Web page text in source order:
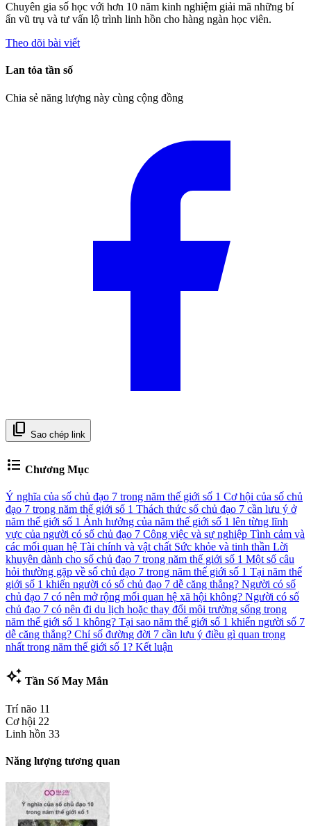
Chuyên gia số học với hơn 10 năm kinh nghiệm giải mã những bí
ẩn vũ trụ và tư vấn lộ trình linh hồn cho hàng ngàn học viên.
Theo dõi bài viết
Lan tỏa tần số
Chia sẻ năng lượng này cùng cộng đồng
content_copy Sao chép link
format_list_bulleted Chương Mục
Ý nghĩa của số chủ đạo 7 trong năm thế giới số 1 Cơ hội của số chủ
đạo 7 trong năm thế giới số 1 Thách thức số chủ đạo 7 cần lưu ý ở
năm thế giới số 1 Ảnh hưởng của năm thế giới số 1 lên từng lĩnh
vực của người có số chủ đạo 7 Công việc và sự nghiệp Tình cảm và
các mối quan hệ Tài chính và vật chất Sức khỏe và tinh thần Lời
khuyên dành cho số chủ đạo 7 trong năm thế giới số 1 Một số câu
hỏi thường gặp về số chủ đạo 7 trong năm thế giới số 1 Tại năm thế
giới số 1 khiến người có số chủ đạo 7 dễ căng thẳng? Người có số
chủ đạo 7 có nên mở rộng mối quan hệ xã hội không? Người có số
chủ đạo 7 có nên đi du lịch hoặc thay đổi môi trường sống trong
năm thế giới số 1 không? Tại sao năm thế giới số 1 khiến người số 7
dễ căng thẳng? Chỉ số đường đời 7 cần lưu ý điều gì quan trọng
nhất trong năm thế giới số 1? Kết luận
auto_awesome Tần Số May Mắn
Trí não 11
Cơ hội 22
Linh hồn 33
Năng lượng tương quan